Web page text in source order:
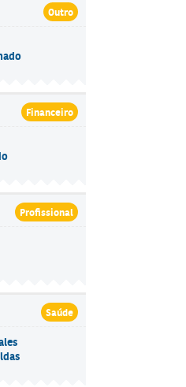
Outro
Financeiro
Profissional
Saúde